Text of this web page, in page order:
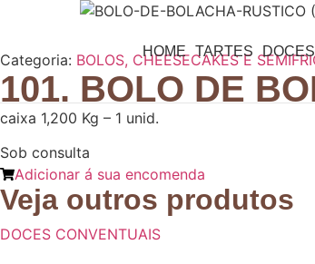
HOME TARTES
Categoria: BOLOS, CHEESECAKES E
101. BOLO DE
caixa 1,200 Kg – 1 unid.
Sob consulta
Adicionar á sua encomenda
Veja outros produtos
DOCES CONVENTUAIS